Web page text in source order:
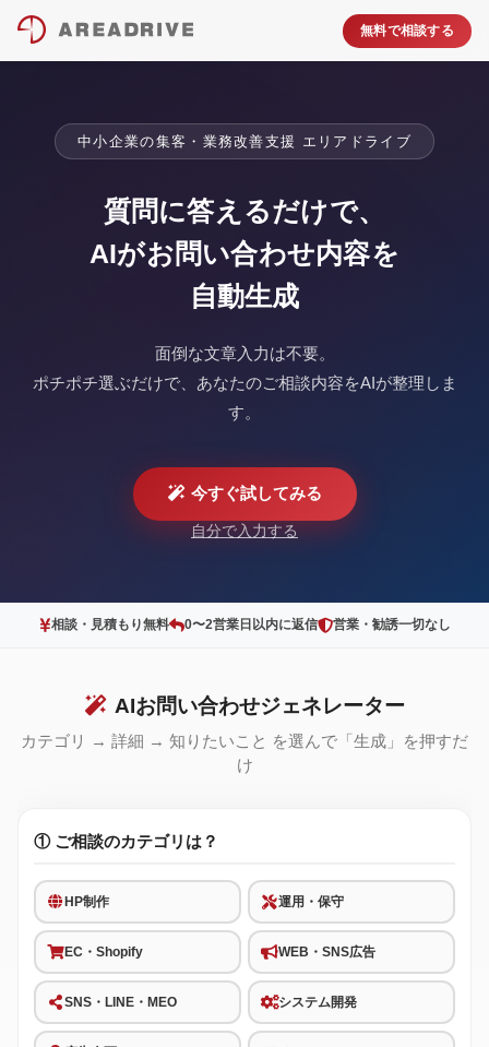
無料で相談する
中小企業の集客・業務改善支援 エリアドライブ
質問に答えるだけで、
AIがお問い合わせ内容を
自動生成
面倒な文章入力は不要。
ポチポチ選ぶだけで、あなたのご相談内容をAIが整理しま
す。
今すぐ試してみる
自分で入力する
相談・見積もり無料 0〜2営業日以内に返信 営業・勧誘一切なし
AIお問い合わせジェネレーター
カテゴリ → 詳細 → 知りたいこと を選んで「生成」を押すだ
け
① ご相談のカテゴリは？
HP制作 運用・保守
EC・Shopify WEB・SNS広告
SNS・LINE・MEO システム開発